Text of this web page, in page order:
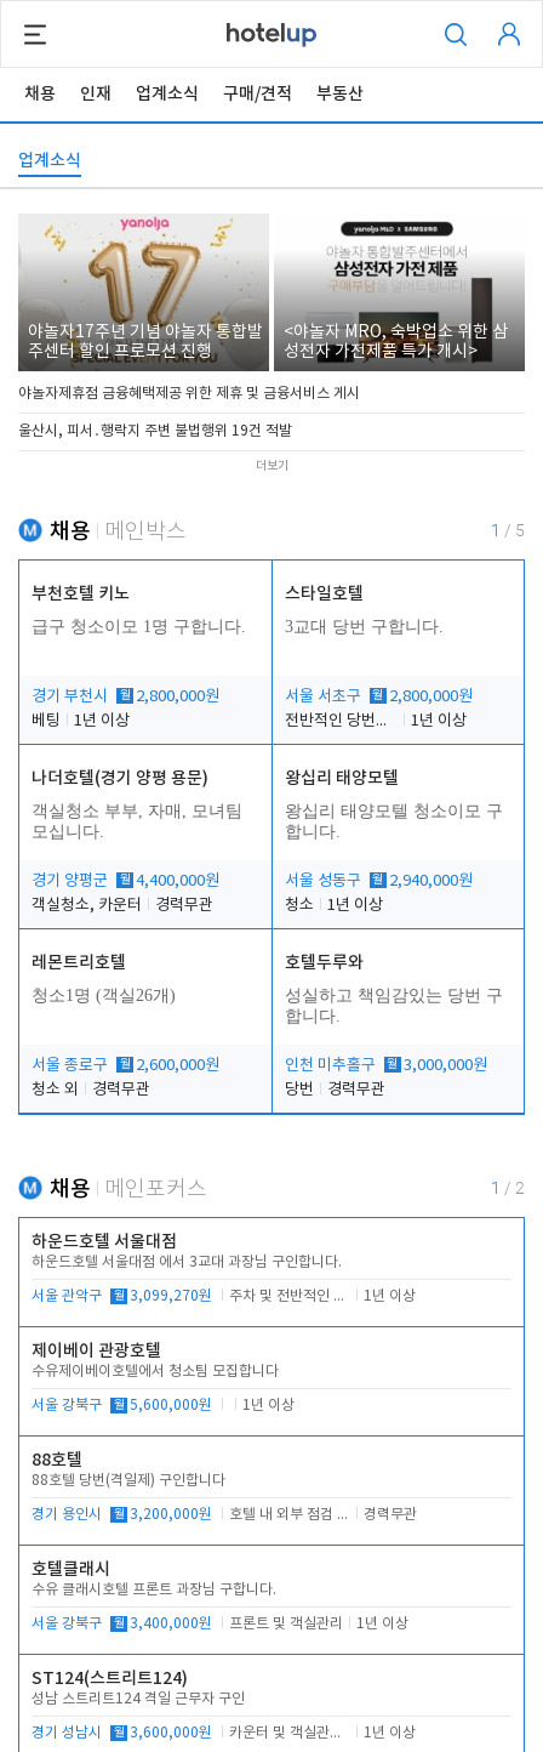
채용 인재 업계소식 구매/견적 부동산
업계소식
야놀자17주년 기념 야놀자 통합발
주센터 할인 프로모션 진행
<야놀자 MRO, 숙박업소 위한 삼
성전자 가전제품 특가 개시>
야놀자제휴점 금융혜택제공 위한 제휴 및 금융서비스 게시
울산시, 피서․행락지 주변 불법행위 19건 적발
더보기
채용 메인박스 1 / 5
부천호텔 키노
급구 청소이모 1명 구합니다.
경기 부천시 월 2,800,000원
베팅
1년 이상
스타일호텔
3교대 당번 구합니다.
서울 서초구 월 2,800,000원
전반적인 당번업무
1년 이상
나더호텔(경기 양평 용문)
객실청소 부부, 자매, 모녀팀
모십니다.
경기 양평군 월 4,400,000원
객실청소, 카운터
경력무관
왕십리 태양모텔
왕십리 태양모텔 청소이모 구
합니다.
서울 성동구 월 2,940,000원
청소
1년 이상
레몬트리호텔
청소1명 (객실26개)
서울 종로구 월 2,600,000원
청소 외
경력무관
호텔두루와
성실하고 책임감있는 당번 구
합니다.
인천 미추홀구 월 3,000,000원
당번
경력무관
채용 메인포커스 1 / 2
하운드호텔 서울대점
하운드호텔 서울대점 에서 3교대 과장님 구인합니다.
서울 관악구 월 3,099,270원 주차 및 전반적인 당번업무 1년 이상
제이베이 관광호텔
수유제이베이호텔에서 청소팀 모집합니다
서울 강북구 월 5,600,000원 1년 이상
88호텔
88호텔 당번(격일제) 구인합니다
경기 용인시 월 3,200,000원 호텔 내 외부 점검 및 프런트 운영 경력무관
호텔클래시
수유 클래시호텔 프론트 과장님 구합니다.
서울 강북구 월 3,400,000원 프론트 및 객실관리 1년 이상
ST124(스트리트124)
성남 스트리트124 격일 근무자 구인
경기 성남시 월 3,600,000원 카운터 및 객실관리 전반 1년 이상